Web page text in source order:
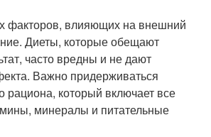
факторов, влияющих на внешний
Диеты, которые обещают
часто вредны и не дают
Важно придерживаться
рациона, который включает все
минералы и питательные